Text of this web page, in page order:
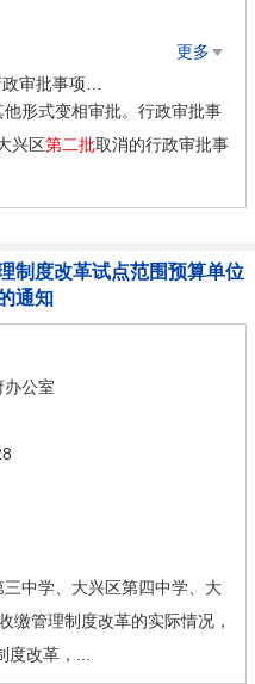
更多
事项目录.xls
形式变相审批。行政审批事
兴区第二批取消的行政审批事
制度改革试点范围预算单位
通知
公室
中学、大兴区第四中学、大
缴管理制度改革的实际情况，
改革，...